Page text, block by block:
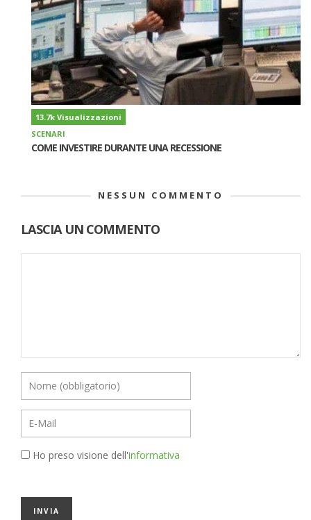
13.7k Visualizzazioni
SCENARI
COME INVESTIRE DURANTE UNA RECESSIONE
NESSUN COMMENTO
LASCIA UN COMMENTO
Ho preso visione dell'informativa